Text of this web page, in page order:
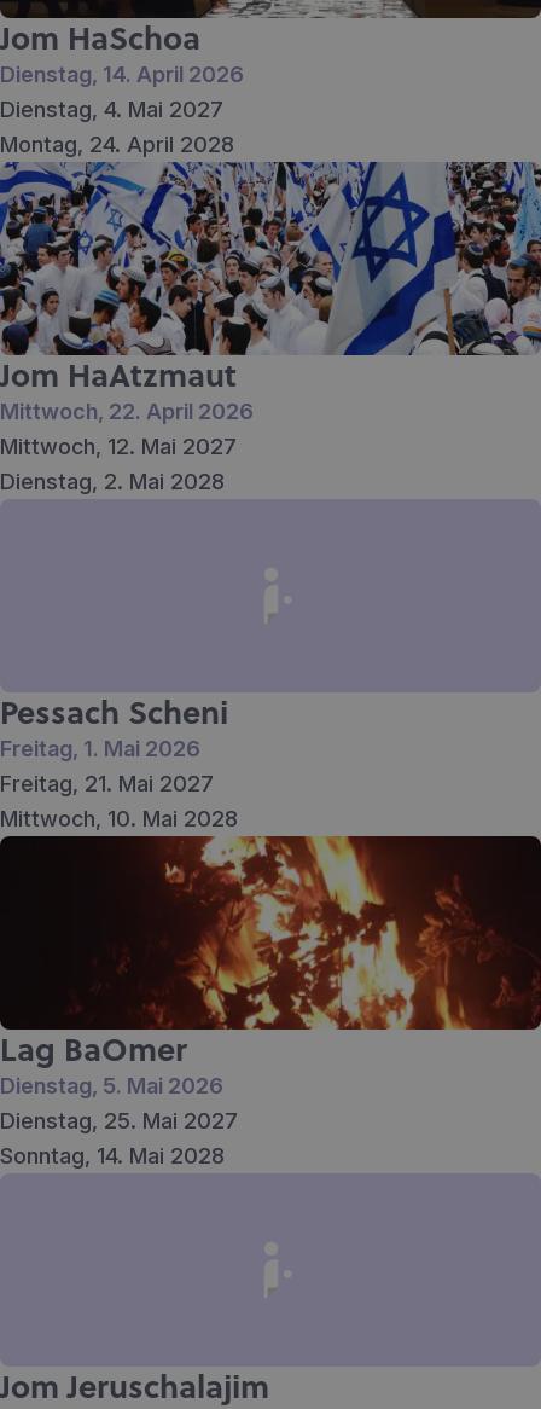
Jom HaSchoa
Dienstag, 14. April 2026
Dienstag, 4. Mai 2027
Montag, 24. April 2028
Jom HaAtzmaut
Mittwoch, 22. April 2026
Mittwoch, 12. Mai 2027
Dienstag, 2. Mai 2028
Pessach Scheni
Freitag, 1. Mai 2026
Freitag, 21. Mai 2027
Mittwoch, 10. Mai 2028
Lag BaOmer
Dienstag, 5. Mai 2026
Dienstag, 25. Mai 2027
Sonntag, 14. Mai 2028
Jom Jeruschalajim